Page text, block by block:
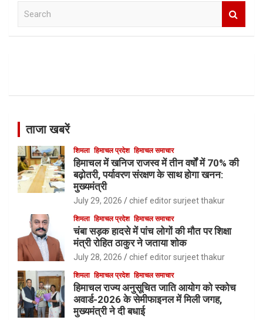
ताजा खबरें
शिमला हिमाचल प्रदेश हिमाचल समाचार
हिमाचल में खनिज राजस्व में तीन वर्षों में 70% की
बढ़ोतरी, पर्यावरण संरक्षण के साथ होगा खनन:
मुख्यमंत्री
July 29, 2026 chief editor surjeet thakur
शिमला हिमाचल प्रदेश हिमाचल समाचार
चंबा सड़क हादसे में पांच लोगों की मौत पर शिक्षा
मंत्री रोहित ठाकुर ने जताया शोक
July 28, 2026 chief editor surjeet thakur
शिमला हिमाचल प्रदेश हिमाचल समाचार
हिमाचल राज्य अनुसूचित जाति आयोग को स्कोच
अवार्ड-2026 के सेमीफाइनल में मिली जगह,
मुख्यमंत्री ने दी बधाई